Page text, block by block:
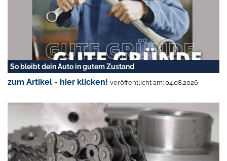
So bleibt dein Auto in gutem Zustand
zum Artikel - hier klicken! veröffentlicht am: 04.08.2026